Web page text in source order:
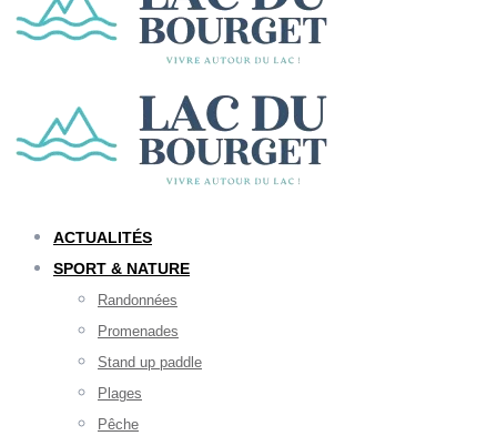
ACTUALITÉS
SPORT & NATURE
Randonnées
Promenades
Stand up paddle
Plages
Pêche